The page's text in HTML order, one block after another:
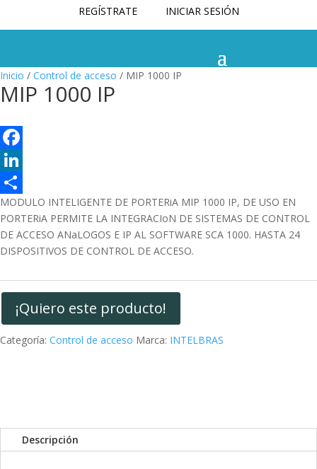
REGÍSTRATE INICIAR SESIÓN
Inicio / Control de acceso / MIP 1000 IP
MIP 1000 IP
F
a
c
b
o
L
i
k
d
n
C
m
a
t
MODULO INTELIGENTE DE PORTERiA MIP 1000 IP, DE USO EN
PORTERiA PERMITE LA INTEGRACIoN DE SISTEMAS DE CONTROL
DE ACCESO ANaLOGOS E IP AL SOFTWARE SCA 1000. HASTA 24
DISPOSITIVOS DE CONTROL DE ACCESO.
¡Quiero este producto!
Categoría: Control de acceso Marca: INTELBRAS
Descripción